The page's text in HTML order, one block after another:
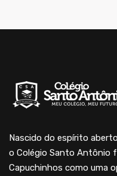
Nascido do espírito
o Colégio Santo Antônio
Capuchinhos como uma